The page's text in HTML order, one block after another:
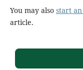
You may also start
article.